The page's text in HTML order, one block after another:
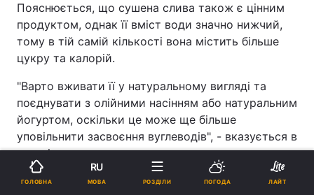
Пояснюється, що сушена слива також є цінним
продуктом, однак її вміст води значно нижчий,
тому в тій самій кількості вона містить більше
цукру та калорій.
"Варто вживати її у натуральному вигляді та
поєднувати з олійними насінням або натуральним
йогуртом, оскільки це може ще більше
уповільнити засвоєння вуглеводів", - вказується в
статті.
Експерти наголошують, що навіть при діабеті не
ГОЛОВНА
RU
МОВА РОЗДІЛИ ПОГОДА ЛАЙТ